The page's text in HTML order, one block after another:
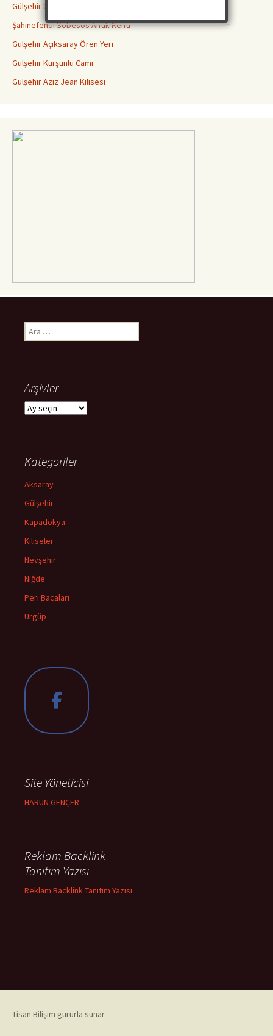
Gülşehir Göstesin Ovaören Yassı Höyük
Şahinefendi Sobesos Antik Kenti
Gülşehir Açıksaray Ören Yeri
Gülşehir Kurşunlu Cami
Gülşehir Aziz Jean Kilisesi
Arama:
Arşivler
Arşivler
Kategoriler
Aksaray
Gülşehir
Kapadokya
Kiliseler
Nevşehir
Niğde
Peri Bacaları
Ürgüp
Site Yöneticisi
HARUN GENÇER
Reklam Backlink
Tanıtım Yazısı
Reklam Backlink Tanıtım Yazısı
Tisan Bilişim gururla sunar